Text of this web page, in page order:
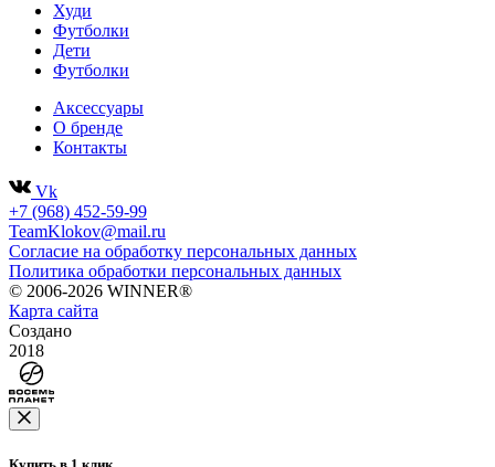
Худи
Футболки
Дети
Футболки
Аксессуары
О бренде
Контакты
Vk
+7 (968) 452-59-99
TeamKlokov@mail.ru
Согласие на обработку персональных данных
Политика обработки персональных данных
© 2006-2026 WINNER®
Карта сайта
Создано
2018